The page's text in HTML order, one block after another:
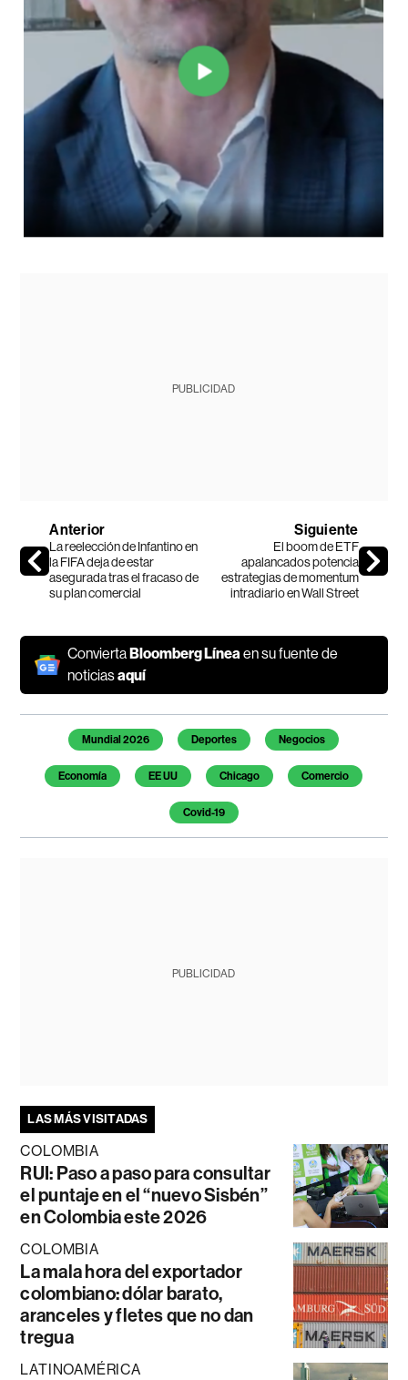
PUBLICIDAD
Anterior
La reelección de Infantino en
la FIFA deja de estar
asegurada tras el fracaso de
su plan comercial
Siguiente
El boom de ETF
apalancados potencia
estrategias de momentum
intradiario en Wall Street
ConviertaBloomberg Líneaen su fuente de
noticiasaquí
Temas de este artículo
Mundial 2026 Deportes Negocios
Economía EE UU Chicago Comercio
Covid-19
PUBLICIDAD
LAS MÁS VISITADAS
COLOMBIA
RUI: Paso a paso para consultar
el puntaje en el “nuevo Sisbén”
en Colombia este 2026
COLOMBIA
La mala hora del exportador
colombiano: dólar barato,
aranceles y fletes que no dan
tregua
LATINOAMÉRICA